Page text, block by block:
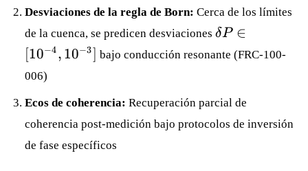
Desviaciones de la regla de Born: Cerca de los límites
de la cuenca, se predicen desviaciones \delta P
[10^{-4},
δ P ∈
[10−4, 10−3] bajo conducción resonante (FRC-100-
006)
Ecos de coherencia: Recuperación parcial de
coherencia post-medición bajo protocolos de inversión
de fase específicos